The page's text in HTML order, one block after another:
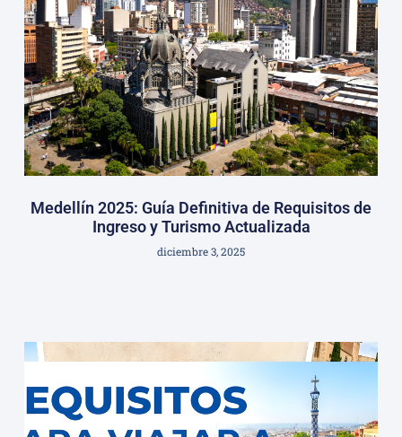
Medellín 2025: Guía Definitiva de Requisitos de
Ingreso y Turismo Actualizada
diciembre 3, 2025